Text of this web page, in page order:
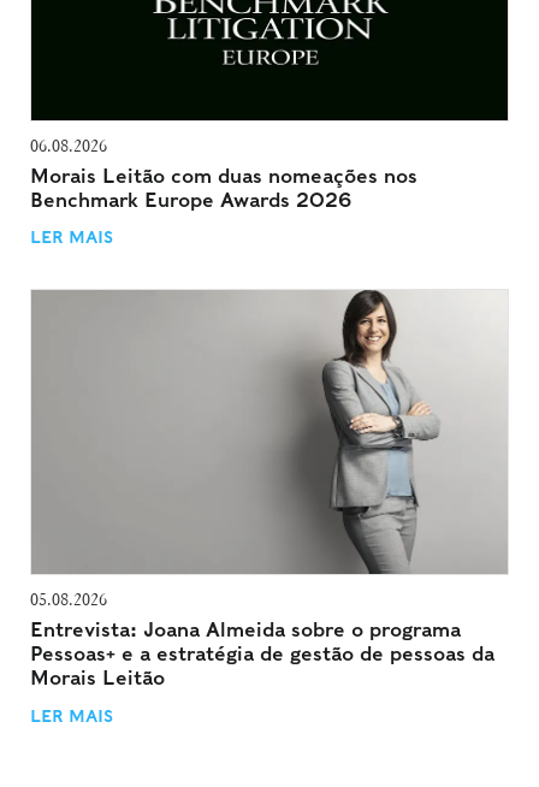
06.08.2026
Morais Leitão com duas nomeações nos
Benchmark Europe Awards 2026
LER MAIS
05.08.2026
Entrevista: Joana Almeida sobre o programa
Pessoas+ e a estratégia de gestão de pessoas da
Morais Leitão
LER MAIS